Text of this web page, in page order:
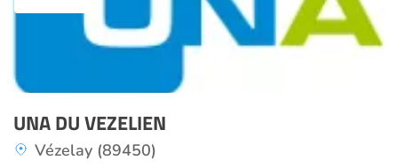
UNA DU VEZELIEN
Vézelay (89450)